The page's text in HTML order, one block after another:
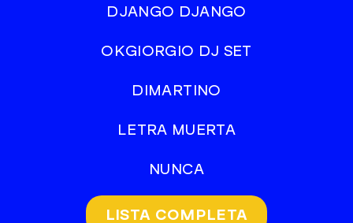
DJANGO DJANGO
OKGIORGIO DJ SET
DIMARTINO
LETRA MUERTA
NUNCA
LISTA COMPLETA